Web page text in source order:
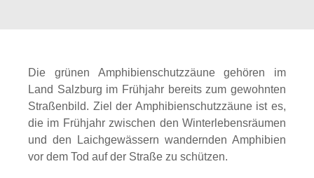
Die grünen Amphibienschutzzäune gehören im
Land Salzburg im Frühjahr bereits zum gewohnten
Straßenbild. Ziel der Amphibienschutzzäune ist es,
die im Frühjahr zwischen den Winterlebensräumen
und den Laichgewässern wandernden Amphibien
vor dem Tod auf der Straße zu schützen.